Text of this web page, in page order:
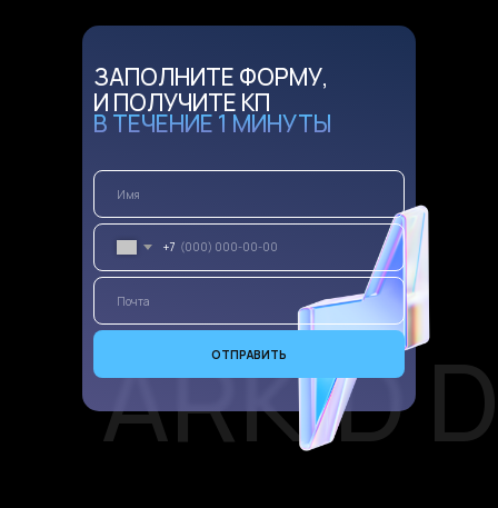
ARKID
ЗАПОЛНИТЕ ФОРМУ,
И ПОЛУЧИТЕ КП
+7
ОТПРАВИТЬ
В ТЕЧЕНИЕ 1 МИНУТЫ